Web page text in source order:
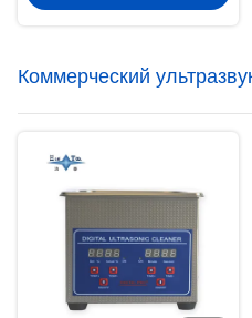
Коммерческий
очиститель